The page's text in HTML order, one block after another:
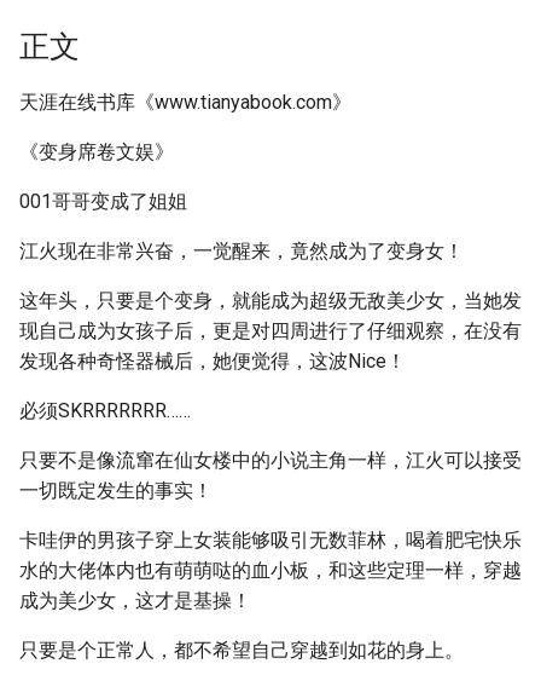
正文
天涯在线书库《www.tianyabook.com》
《变身席卷文娱》
001哥哥变成了姐姐
江火现在非常兴奋，一觉醒来，竟然成为了变身女！
这年头，只要是个变身，就能成为超级无敌美少女，当她发
现自己成为女孩子后，更是对四周进行了仔细观察，在没有
发现各种奇怪器械后，她便觉得，这波Nice！
必须SKRRRRRRR……
只要不是像流窜在仙女楼中的小说主角一样，江火可以接受
一切既定发生的事实！
卡哇伊的男孩子穿上女装能够吸引无数菲林，喝着肥宅快乐
水的大佬体内也有萌萌哒的血小板，和这些定理一样，穿越
成为美少女，这才是基操！
只要是个正常人，都不希望自己穿越到如花的身上。